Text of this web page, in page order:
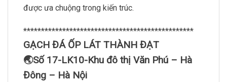
được ưa chuộng trong kiến trúc.
************************************************
GẠCH ĐÁ ỐP LÁT THÀNH ĐẠT
🌏Số 17-LK10-Khu đô thị Văn Phú – Hà
Đông – Hà Nội